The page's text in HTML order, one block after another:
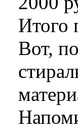
Итого
Вот,